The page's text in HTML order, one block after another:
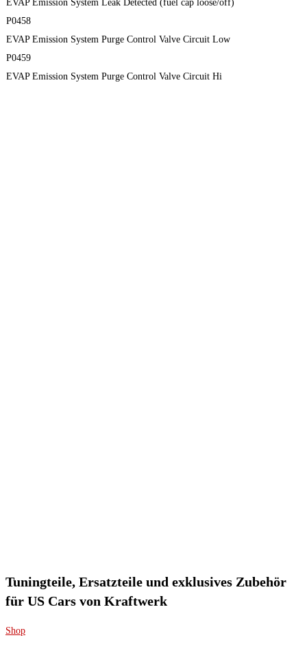
EVAP Emission System Leak Detected (fuel cap loose/off)
P0458
EVAP Emission System Purge Control Valve Circuit Low
P0459
EVAP Emission System Purge Control Valve Circuit Hi
Tuningteile, Ersatzteile und exklusives Zubehör
für US Cars von Kraftwerk
Shop